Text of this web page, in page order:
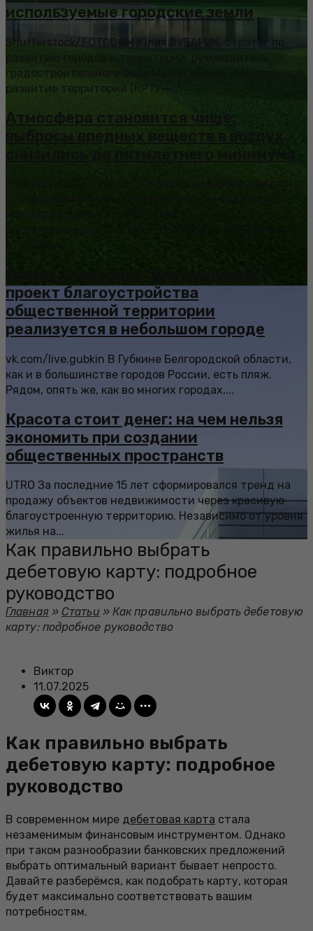
используемые городские земли
Shutterstock/FOTODOM Юлия ЗУБАРИК, стратег по
развитию городов и территорий, руководитель
градостроительного бюро Master’s Plan: Комплексное
развитие территорий (КРТ) —...
Атмосфера становится чище:
выбросы вредных веществ в воздух
снизились до пятилетнего минимума
проект благоустройства
общественной территории
реализуется в небольшом городе
vk.com/live.gubkin В Губкине Белгородской области,
как и в большинстве городов России, есть пляж.
Рядом, опять же, как во многих городах,...
Красота стоит денег: на чем нельзя
экономить при создании
общественных пространств
UTRO За последние 15 лет сформировался тренд на
продажу объектов недвижимости через красивую
благоустроенную территорию. Независимо от уровня
жилья на...
Как правильно выбрать
дебетовую карту: подробное
руководство
Главная » Статьи » Как правильно выбрать дебетовую
карту: подробное руководство
Виктор
11.07.2025
Как правильно выбрать
дебетовую карту: подробное
руководство
В современном мире дебетовая карта стала
незаменимым финансовым инструментом. Однако
при таком разнообразии банковских предложений
выбрать оптимальный вариант бывает непросто.
Давайте разберёмся, как подобрать карту, которая
будет максимально соответствовать вашим
потребностям.